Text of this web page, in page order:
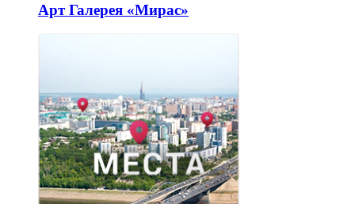
Арт Галерея «Мирас»